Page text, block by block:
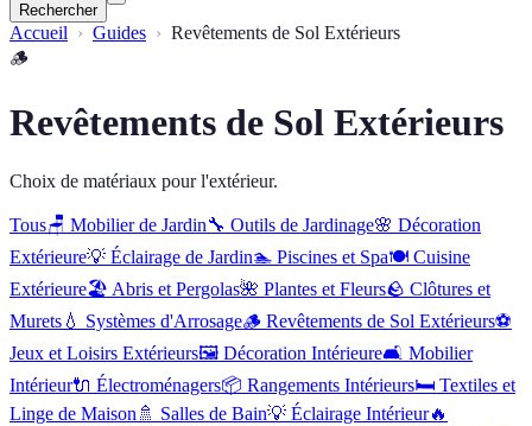
Rechercher
Accueil Guides
Revêtements de Sol Extérieurs
🪵
Revêtements de Sol Extérieurs
Choix de matériaux pour l'extérieur.
Tous🪑 Mobilier de Jardin🔧 Outils de Jardinage🌸 Décoration
Extérieure💡 Éclairage de Jardin🏊 Piscines et Spa🍽️ Cuisine
Extérieure🏖️ Abris et Pergolas🌺 Plantes et Fleurs🪨 Clôtures et
Murets 💧 Systèmes d'Arrosage🪵 Revêtements de Sol Extérieurs⚽
Jeux et Loisirs Extérieurs🖼️ Décoration Intérieure🛋️ Mobilier
Intérieur🔌 Électroménagers📦 Rangements Intérieurs🛏️ Textiles et
Linge de Maison 🚿 Salles de Bain💡 Éclairage Intérieur🔥